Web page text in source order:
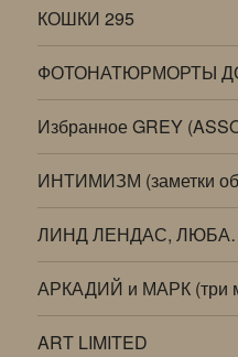
КОШКИ 295
ФОТОНАТЮРМОРТЫ
Избранное GREY
ИНТИМИЗМ (заметки об
ЛИНД ЛЕНДАС,
АРКАДИЙ и МАРК (три
ART LIMITED